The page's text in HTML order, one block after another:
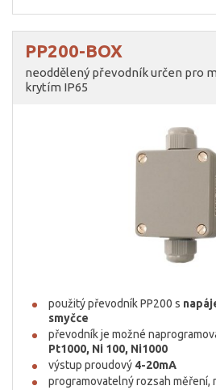
PP200-BOX
neoddělený převodník určen pro
krytím IP65
použitý převodník PP200 s
smyčce
převodník je možné
Pt1000, Ni 100, Ni1000
výstup proudový 4-20mA
programovatelný rozsah měření,